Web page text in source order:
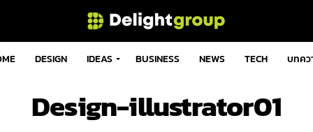
DESIGN IDEAS BUSINESS NEWS TECH บทคว
Design-illustrator01